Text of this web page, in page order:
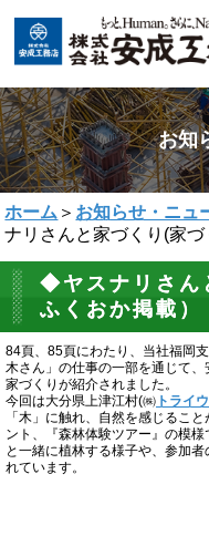
お知
ホーム ＞ お知らせ・ニュ
ナリさんと家づくり(家づ
◆ヤスナリさん
ふくおか掲載）
84頁、85頁にわたり、当社福岡
木さん」の仕事の一部を通じて、
家づくりが紹介されました。
今回は大分県上津江村(㈱ トライ
「木」に触れ、自然を感じるこ
ント、『森林体験ツアー』の模様
と一緒に植林する様子や、参加者
れています。